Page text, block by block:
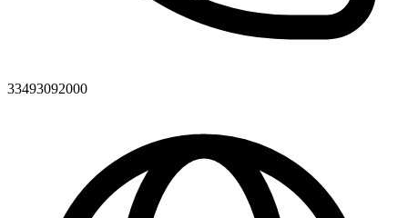
33493092000